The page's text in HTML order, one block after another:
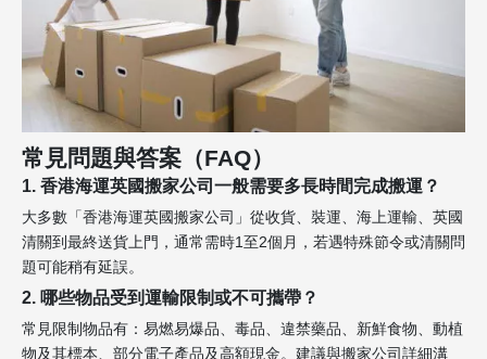
常見問題與答案（FAQ）
1. 香港海運英國搬家公司一般需要多長時間完成搬運？
大多數「香港海運英國搬家公司」從收貨、裝運、海上運輸、英國
清關到最終送貨上門，通常需時1至2個月，若遇特殊節令或清關問
題可能稍有延誤。
2. 哪些物品受到運輸限制或不可攜帶？
常見限制物品有：易燃易爆品、毒品、違禁藥品、新鮮食物、動植
物及其標本、部分電子產品及高額現金。建議與搬家公司詳細溝